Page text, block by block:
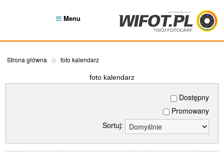
Menu
Strona główna foto kalendarz
foto kalendarz
Dostępny
Promowany
Sortuj: